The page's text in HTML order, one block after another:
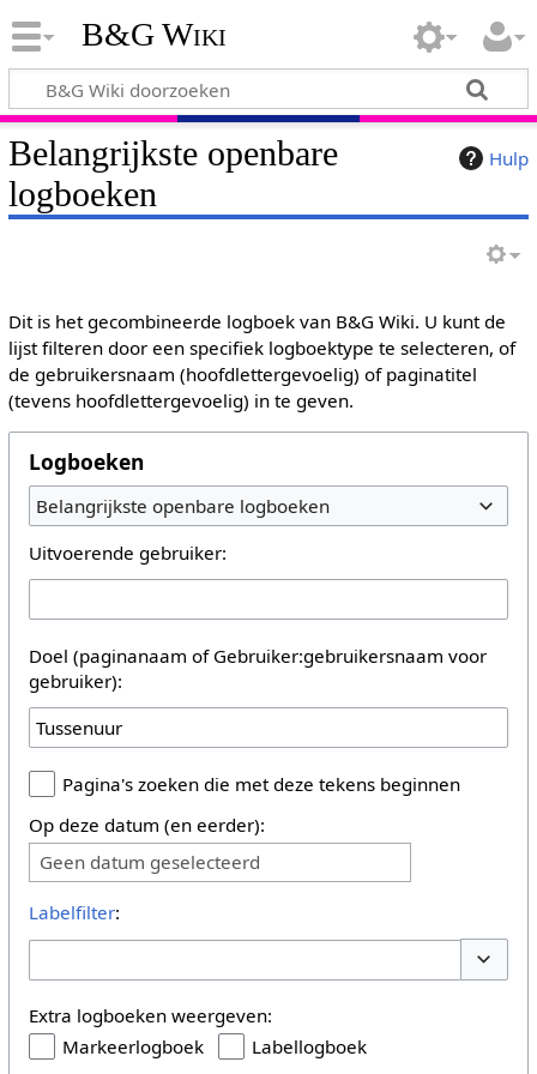
B&G Wiki
Hulp
Belangrijkste openbare
logboeken
Dit is het gecombineerde logboek van B&G Wiki. U kunt de
lijst filteren door een specifiek logboektype te selecteren, of
de gebruikersnaam (hoofdlettergevoelig) of paginatitel
(tevens hoofdlettergevoelig) in te geven.
Logboeken
Belangrijkste openbare logboeken
Uitvoerende gebruiker:
Doel (paginanaam of Gebruiker:gebruikersnaam voor
gebruiker):
Pagina's zoeken die met deze tekens beginnen
Op deze datum (en eerder):
Geen datum geselecteerd
Labelfilter:
Extra logboeken weergeven:
Markeerlogboek
Labellogboek